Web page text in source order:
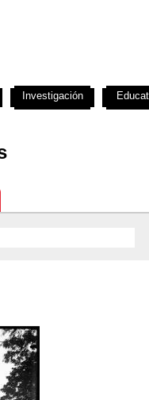
Investigación